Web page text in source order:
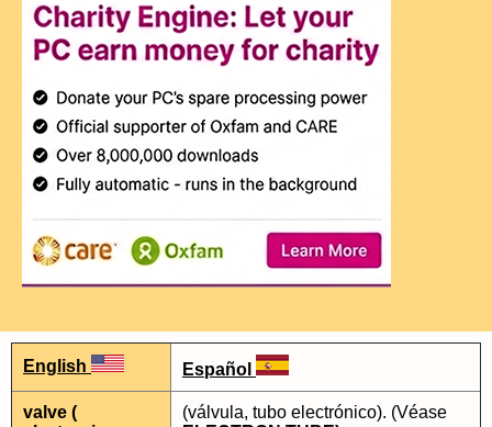
English Español
valve (
(válvula, tubo electrónico). (Véase